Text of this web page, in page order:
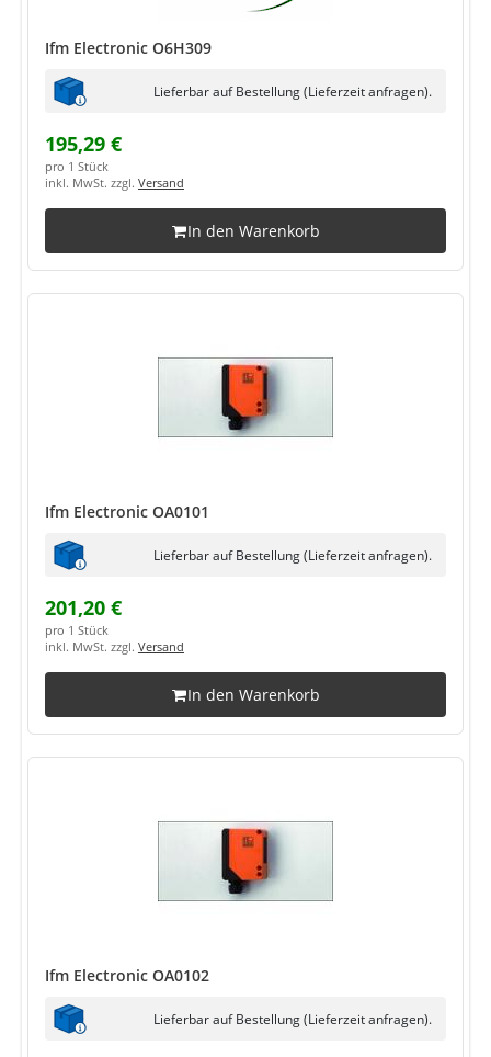
Ifm Electronic O6H309
Lieferbar auf Bestellung (Lieferzeit anfragen).
195,29 €
pro 1 Stück
inkl. MwSt. zzgl. Versand
In den Warenkorb
Ifm Electronic OA0101
Lieferbar auf Bestellung (Lieferzeit anfragen).
201,20 €
pro 1 Stück
inkl. MwSt. zzgl. Versand
In den Warenkorb
Ifm Electronic OA0102
Lieferbar auf Bestellung (Lieferzeit anfragen).